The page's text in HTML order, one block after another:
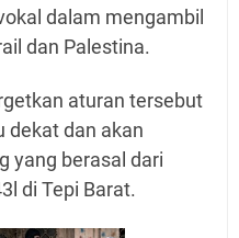
dalam mengambil
dan Palestina.
aturan tersebut
dekat dan akan
yang berasal dari
di Tepi Barat.